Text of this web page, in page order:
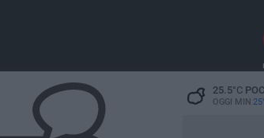
25.5°C
OGGI MIN 25°